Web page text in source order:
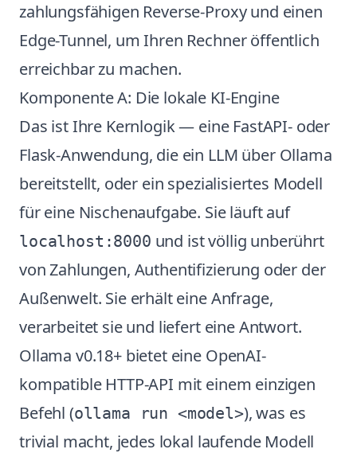
zahlungsfähigen Reverse-Proxy und einen
Edge-Tunnel, um Ihren Rechner öffentlich
erreichbar zu machen.
Komponente A: Die lokale KI-Engine
Das ist Ihre Kernlogik — eine FastAPI- oder
Flask-Anwendung, die ein LLM über Ollama
bereitstellt, oder ein spezialisiertes Modell
für eine Nischenaufgabe. Sie läuft auf
localhost:8000 und ist völlig unberührt
von Zahlungen, Authentifizierung oder der
Außenwelt. Sie erhält eine Anfrage,
verarbeitet sie und liefert eine Antwort.
Ollama v0.18+ bietet eine OpenAI-
kompatible HTTP-API mit einem einzigen
Befehl (ollama run <model>), was es
trivial macht, jedes lokal laufende Modell